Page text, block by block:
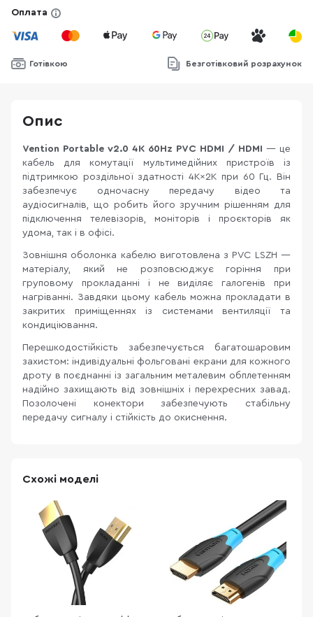
Оплата
Готівкою Безготівковий розрахунок
Опис
Vention Portable v2.0 4K 60Hz PVC HDMI / HDMI — це
кабель для комутації мультимедійних пристроїв із
підтримкою роздільної здатності 4K×2K при 60 Гц. Він
забезпечує одночасну передачу відео та
аудіосигналів, що робить його зручним рішенням для
підключення телевізорів, моніторів і проєкторів як
удома, так і в офісі.
Зовнішня оболонка кабелю виготовлена з PVC LSZH —
матеріалу, який не розповсюджує горіння при
груповому прокладанні і не виділяє галогенів при
нагріванні. Завдяки цьому кабель можна прокладати в
закритих приміщеннях із системами вентиляції та
кондиціювання.
Перешкодостійкість забезпечується багатошаровим
захистом: індивідуальні фольговані екрани для кожного
дроту в поєднанні із загальним металевим обплетенням
надійно захищають від зовнішніх і перехресних завад.
Позолочені конектори забезпечують стабільну
передачу сигналу і стійкість до окиснення.
Схожі моделі